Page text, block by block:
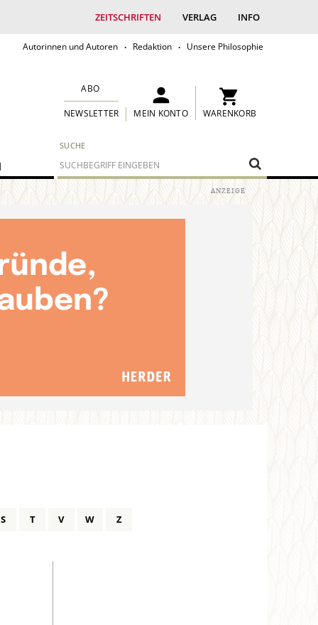
ZEITSCHRIFTEN VERLAG INFO
Autorinnen und Autoren Redaktion Unsere Philosophie
SUCHE
ABO
NEWSLETTER MEIN KONTO WARENKORB
S T V W Z